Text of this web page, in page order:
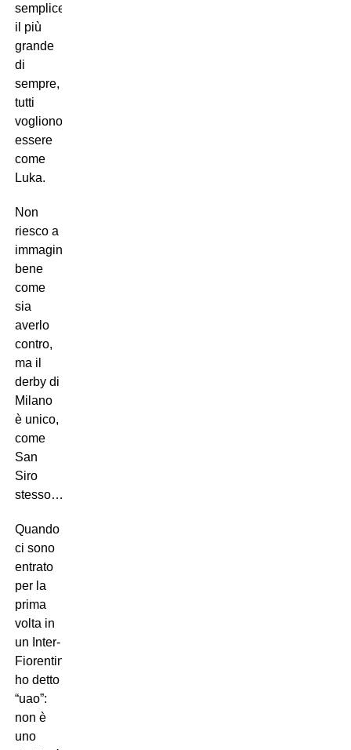
semplicemente
il più
grande
di
sempre,
tutti
vogliono
essere
come
Luka.
Non
riesco a
immaginare
bene
come
sia
averlo
contro,
ma il
derby di
Milano
è unico,
come
San
Siro
stesso…
Quando
ci sono
entrato
per la
prima
volta in
un Inter-
Fiorentina,
ho detto
“uao”:
non è
uno